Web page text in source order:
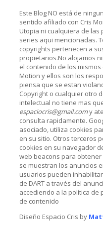
Este Blog NO está de
sentido afiliado con Cris
Utopia ni cualquiera de las
series aqui mencionadas.
copyrights pertenecen a
propietarios.No alojamos
el contenido de los mismos
Motion y ellos son los
piensa que se estan
Copyright o cualquier otro
intelectual no tiene mas
espaciocris@gmail.comy
consulta rapidamente.
asociado, utiliza cookies
en su sitio. Otros terceros
cookies en su navegador
web beacons para
se muestran los anuncios
usuarios pueden
de DART a través del
accediendo a la política de
de contenido
Diseño Espacio Cris by